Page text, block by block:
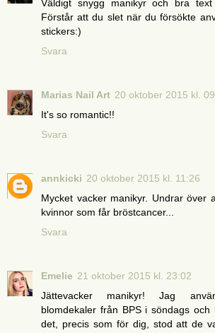
Väldigt snygg manikyr och bra
Förstår att du slet när du försökte
stickers:)
Svara
Marias Nail Art 20 oktober 2015 kl.
It's so romantic!!
Svara
annkicki 20 oktober 2015 kl. 11:26
Mycket vacker manikyr. Undrar över
kvinnor som får bröstcancer...
Svara
Emelie 21 oktober 2015 kl. 23:02
Jättevacker manikyr! Jag
blomdekaler från BPS i söndags
det, precis som för dig, stod att de